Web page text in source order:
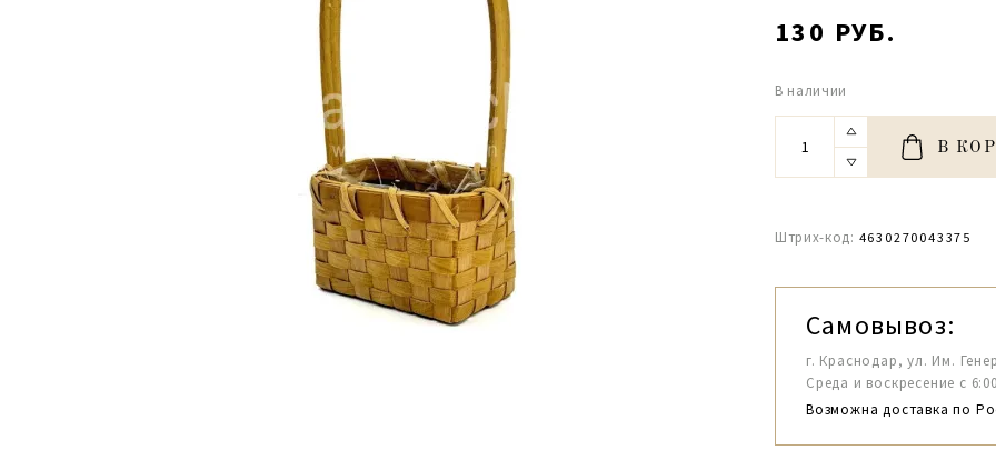
130 РУБ.
В наличии
В
Штрих-код: 4630270043375
Самовывоз:
г. Краснодар, ул. Им.
Среда и воскресение с
Возможна доставка по